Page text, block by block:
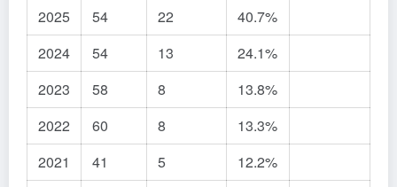
2025
54 22
40.7%
2024
54 13
24.1%
2023
58 8
13.8%
2022
60 8
13.3%
2021
41 5
12.2%